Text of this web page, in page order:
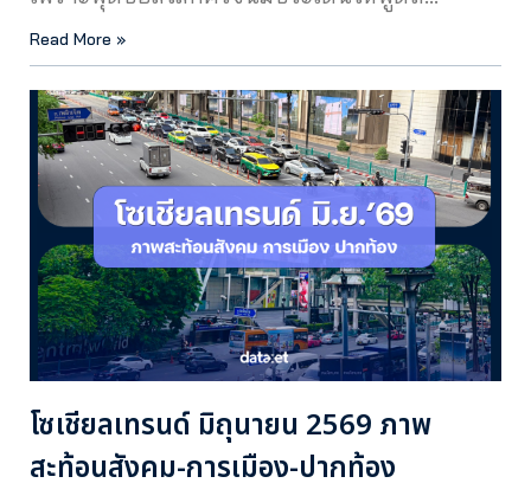
Read More »
โซเชียลเทรนด์ มิถุนายน 2569 ภาพ
สะท้อนสังคม-การเมือง-ปากท้อง